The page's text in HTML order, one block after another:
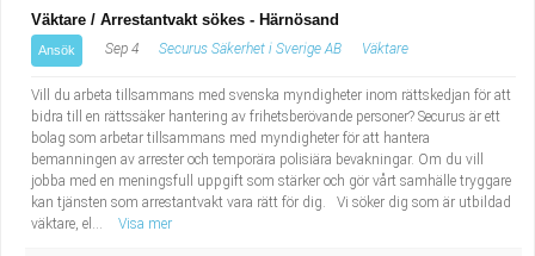
Väktare / Arrestantvakt sökes - Härnösand
Ansök Sep 4 Securus Säkerhet i Sverige AB Väktare
Vill du arbeta tillsammans med svenska myndigheter inom rättskedjan för att
bidra till en rättssäker hantering av frihetsberövande personer? Securus är ett
bolag som arbetar tillsammans med myndigheter för att hantera
bemanningen av arrester och temporära polisiära bevakningar. Om du vill
jobba med en meningsfull uppgift som stärker och gör vårt samhälle tryggare
kan tjänsten som arrestantvakt vara rätt för dig. Vi söker dig som är utbildad
väktare, el...
Visa mer